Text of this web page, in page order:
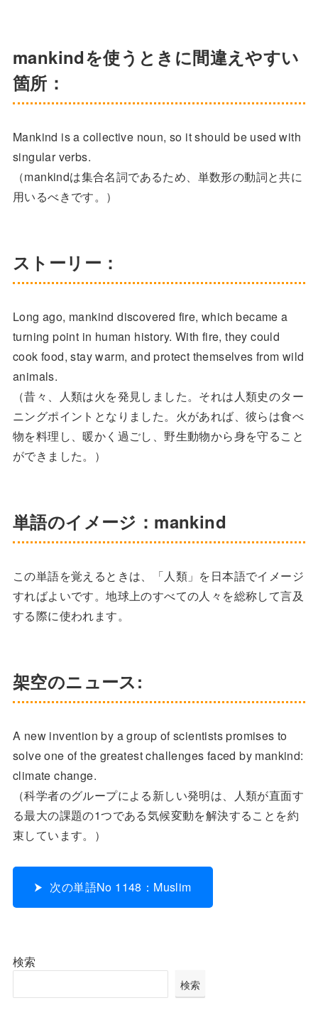
mankindを使うときに間違えやすい
箇所：
Mankind is a collective noun, so it should be used with
singular verbs.
（mankindは集合名詞であるため、単数形の動詞と共に
用いるべきです。）
ストーリー：
Long ago, mankind discovered fire, which became a
turning point in human history. With fire, they could
cook food, stay warm, and protect themselves from wild
animals.
（昔々、人類は火を発見しました。それは人類史のター
ニングポイントとなりました。火があれば、彼らは食べ
物を料理し、暖かく過ごし、野生動物から身を守ること
ができました。）
単語のイメージ：mankind
この単語を覚えるときは、「人類」を日本語でイメージ
すればよいです。地球上のすべての人々を総称して言及
する際に使われます。
架空のニュース:
A new invention by a group of scientists promises to
solve one of the greatest challenges faced by mankind:
climate change.
（科学者のグループによる新しい発明は、人類が直面す
る最大の課題の1つである気候変動を解決することを約
束しています。）
次の単語No 1148：Muslim
検索
検索